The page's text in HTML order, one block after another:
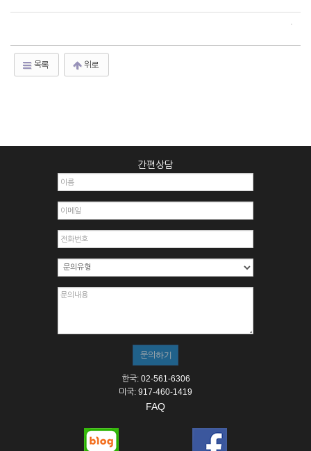
목록 위로
간편상담
한국: 02-561-6306
미국: 917-460-1419
FAQ